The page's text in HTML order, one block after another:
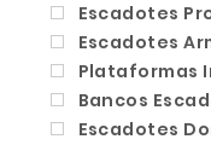
Escadotes
Escadotes
Plataformas
Bancos
Escadotes